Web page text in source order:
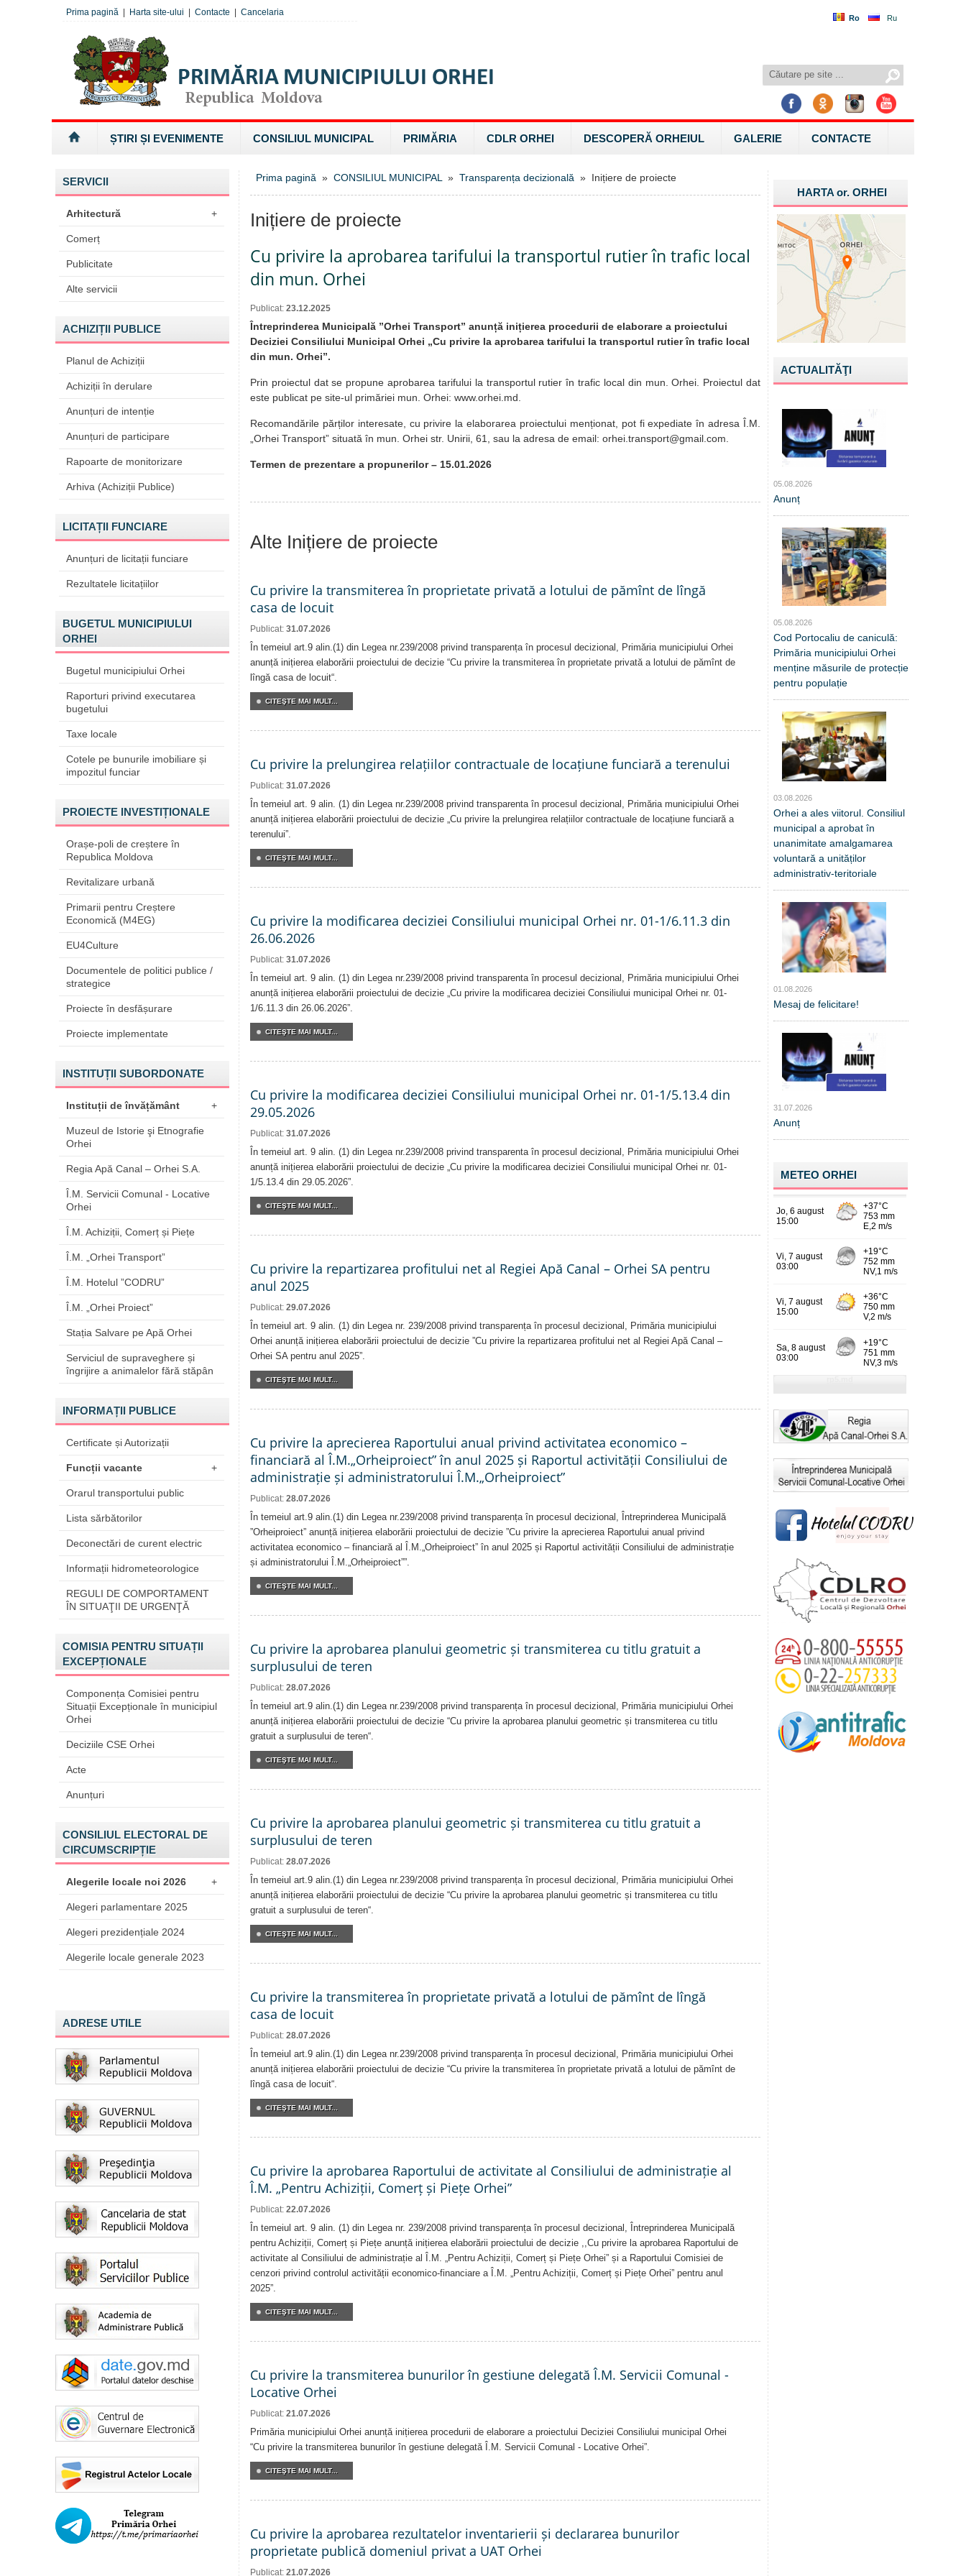
Ro Ru
Prima pagină Harta site-ului Contacte Cancelaria
ȘTIRI ȘI EVENIMENTE CONSILIUL MUNICIPAL PRIMĂRIA CDLR ORHEI DESCOPERĂ ORHEIUL GALERIE CONTACTE
SERVICII
Arhitectură +
Comerț
Publicitate
Alte servicii
ACHIZIȚII PUBLICE
Planul de Achiziții
Achiziții în derulare
Anunțuri de intenție
Anunțuri de participare
Rapoarte de monitorizare
Arhiva (Achiziții Publice)
LICITAȚII FUNCIARE
Anunțuri de licitații funciare
Rezultatele licitațiilor
BUGETUL MUNICIPIULUI
ORHEI
Bugetul municipiului Orhei
Raporturi privind executarea
bugetului
Taxe locale
Cotele pe bunurile imobiliare și
impozitul funciar
PROIECTE INVESTIȚIONALE
Orașe-poli de creștere în
Republica Moldova
Revitalizare urbană
Primarii pentru Creștere
Economică (M4EG)
EU4Culture
Documentele de politici publice /
strategice
Proiecte în desfășurare
Proiecte implementate
INSTITUȚII SUBORDONATE
Instituții de învățământ +
Muzeul de Istorie şi Etnografie
Orhei
Regia Apă Canal – Orhei S.A.
Î.M. Servicii Comunal - Locative
Orhei
Î.M. Achiziții, Comerț și Piețe
Î.M. „Orhei Transport”
Î.M. Hotelul ”CODRU”
Î.M. „Orhei Proiect”
Stația Salvare pe Apă Orhei
Serviciul de supraveghere și
îngrijire a animalelor fără stăpân
INFORMAȚII PUBLICE
Certificate și Autorizații
Funcții vacante +
Orarul transportului public
Lista sărbătorilor
Deconectări de curent electric
Informații hidrometeorologice
REGULI DE COMPORTAMENT
ÎN SITUAŢII DE URGENŢĂ
COMISIA PENTRU SITUAȚII
EXCEPȚIONALE
Componența Comisiei pentru
Situații Excepționale în municipiul
Orhei
Deciziile CSE Orhei
Acte
Anunțuri
CONSILIUL ELECTORAL DE
CIRCUMSCRIPȚIE
Alegerile locale noi 2026 +
Alegeri parlamentare 2025
Alegeri prezidențiale 2024
Alegerile locale generale 2023
ADRESE UTILE
Prima pagină » CONSILIUL MUNICIPAL » Transparența decizională » Inițiere de proiecte
Inițiere de proiecte
Cu privire la aprobarea tarifului la transportul rutier în trafic local
din mun. Orhei
Publicat: 23.12.2025
Întreprinderea Municipală ”Orhei Transport” anunță inițierea procedurii de elaborare a proiectului
Deciziei Consiliului Municipal Orhei „Cu privire la aprobarea tarifului la transportul rutier în trafic local
din mun. Orhei”.
Prin proiectul dat se propune aprobarea tarifului la transportul rutier în trafic local din mun. Orhei. Proiectul dat
este publicat pe site-ul primăriei mun. Orhei: www.orhei.md.
Recomandările părților interesate, cu privire la elaborarea proiectului menționat, pot fi expediate în adresa Î.M.
„Orhei Transport” situată în mun. Orhei str. Unirii, 61, sau la adresa de email: orhei.transport@gmail.com.
Termen de prezentare a propunerilor – 15.01.2026
Alte Inițiere de proiecte
Cu privire la transmiterea în proprietate privată a lotului de pămînt de lîngă
casa de locuit
Publicat: 31.07.2026
În temeiul art.9 alin.(1) din Legea nr.239/2008 privind transparența în procesul decizional, Primăria municipiului Orhei
anunță inițierea elaborării proiectului de decizie “Cu privire la transmiterea în proprietate privată a lotului de pămînt de
lîngă casa de locuit“.
CITEŞTE MAI MULT...
Cu privire la prelungirea relațiilor contractuale de locațiune funciară a terenului
Publicat: 31.07.2026
În temeiul art. 9 alin. (1) din Legea nr.239/2008 privind transparenta în procesul decizional, Primăria municipiului Orhei
anunță inițierea elaborării proiectului de decizie „Cu privire la prelungirea relațiilor contractuale de locațiune funciară a
terenului”.
CITEŞTE MAI MULT...
Cu privire la modificarea deciziei Consiliului municipal Orhei nr. 01-1/6.11.3 din
26.06.2026
Publicat: 31.07.2026
În temeiul art. 9 alin. (1) din Legea nr.239/2008 privind transparenta în procesul decizional, Primăria municipiului Orhei
anunță inițierea elaborării proiectului de decizie „Cu privire la modificarea deciziei Consiliului municipal Orhei nr. 01-
1/6.11.3 din 26.06.2026”.
CITEŞTE MAI MULT...
Cu privire la modificarea deciziei Consiliului municipal Orhei nr. 01-1/5.13.4 din
29.05.2026
Publicat: 31.07.2026
În temeiul art. 9 alin. (1) din Legea nr.239/2008 privind transparenta în procesul decizional, Primăria municipiului Orhei
anunță inițierea elaborării proiectului de decizie „Cu privire la modificarea deciziei Consiliului municipal Orhei nr. 01-
1/5.13.4 din 29.05.2026”.
CITEŞTE MAI MULT...
Cu privire la repartizarea profitului net al Regiei Apă Canal – Orhei SA pentru
anul 2025
Publicat: 29.07.2026
În temeiul art. 9 alin. (1) din Legea nr. 239/2008 privind transparența în procesul decizional, Primăria municipiului
Orhei anunță inițierea elaborării proiectului de decizie ”Cu privire la repartizarea profitului net al Regiei Apă Canal –
Orhei SA pentru anul 2025”.
CITEŞTE MAI MULT...
Cu privire la aprecierea Raportului anual privind activitatea economico –
financiară al Î.M.„Orheiproiect” în anul 2025 și Raportul activității Consiliului de
administrație și administratorului Î.M.„Orheiproiect”
Publicat: 28.07.2026
În temeiul art.9 alin.(1) din Legea nr.239/2008 privind transparența în procesul decizional, Întreprinderea Municipală
”Orheiproiect” anunță inițierea elaborării proiectului de decizie ”Cu privire la aprecierea Raportului anual privind
activitatea economico – financiară al Î.M.„Orheiproiect” în anul 2025 și Raportul activității Consiliului de administrație
și administratorului Î.M.„Orheiproiect””.
CITEŞTE MAI MULT...
Cu privire la aprobarea planului geometric și transmiterea cu titlu gratuit a
surplusului de teren
Publicat: 28.07.2026
În temeiul art.9 alin.(1) din Legea nr.239/2008 privind transparența în procesul decizional, Primăria municipiului Orhei
anunță inițierea elaborării proiectului de decizie “Cu privire la aprobarea planului geometric și transmiterea cu titlu
gratuit a surplusului de teren“.
CITEŞTE MAI MULT...
Cu privire la aprobarea planului geometric și transmiterea cu titlu gratuit a
surplusului de teren
Publicat: 28.07.2026
În temeiul art.9 alin.(1) din Legea nr.239/2008 privind transparența în procesul decizional, Primăria municipiului Orhei
anunță inițierea elaborării proiectului de decizie “Cu privire la aprobarea planului geometric și transmiterea cu titlu
gratuit a surplusului de teren“.
CITEŞTE MAI MULT...
Cu privire la transmiterea în proprietate privată a lotului de pămînt de lîngă
casa de locuit
Publicat: 28.07.2026
În temeiul art.9 alin.(1) din Legea nr.239/2008 privind transparența în procesul decizional, Primăria municipiului Orhei
anunță inițierea elaborării proiectului de decizie “Cu privire la transmiterea în proprietate privată a lotului de pămînt de
lîngă casa de locuit“.
CITEŞTE MAI MULT...
Cu privire la aprobarea Raportului de activitate al Consiliului de administrație al
Î.M. „Pentru Achiziții, Comerț și Piețe Orhei”
Publicat: 22.07.2026
În temeiul art. 9 alin. (1) din Legea nr. 239/2008 privind transparența în procesul decizional, Întreprinderea Municipală
pentru Achiziții, Comerț și Piețe anunță inițierea elaborării proiectului de decizie ,,Cu privire la aprobarea Raportului de
activitate al Consiliului de administrație al Î.M. „Pentru Achiziții, Comerț și Piețe Orhei” și a Raportului Comisiei de
cenzori privind controlul activității economico-financiare a Î.M. „Pentru Achiziții, Comerț și Piețe Orhei” pentru anul
2025”.
CITEŞTE MAI MULT...
Cu privire la transmiterea bunurilor în gestiune delegată Î.M. Servicii Comunal -
Locative Orhei
Publicat: 21.07.2026
Primăria municipiului Orhei anunță inițierea procedurii de elaborare a proiectului Deciziei Consiliului municipal Orhei
“Cu privire la transmiterea bunurilor în gestiune delegată Î.M. Servicii Comunal - Locative Orhei”.
CITEŞTE MAI MULT...
Cu privire la aprobarea rezultatelor inventarierii și declararea bunurilor
proprietate publică domeniul privat a UAT Orhei
Publicat: 21.07.2026
HARTA or.ORHEI
ACTUALITĂŢI
05.08.2026
Anunț
05.08.2026
Cod Portocaliu de caniculă:
Primăria municipiului Orhei
menține măsurile de protecție
pentru populație
03.08.2026
Orhei a ales viitorul. Consiliul
municipal a aprobat în
unanimitate amalgamarea
voluntară a unităților
administrativ-teritoriale
01.08.2026
Mesaj de felicitare!
31.07.2026
Anunț
METEO ORHEI